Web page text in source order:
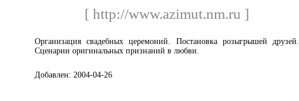
[ http://www.azimut.nm.ru ]
Организация свадебных церемоний. Постановка розыгрышей друзей.
Сценарии оригинальных признаний в любви.
Добавлен: 2004-04-26